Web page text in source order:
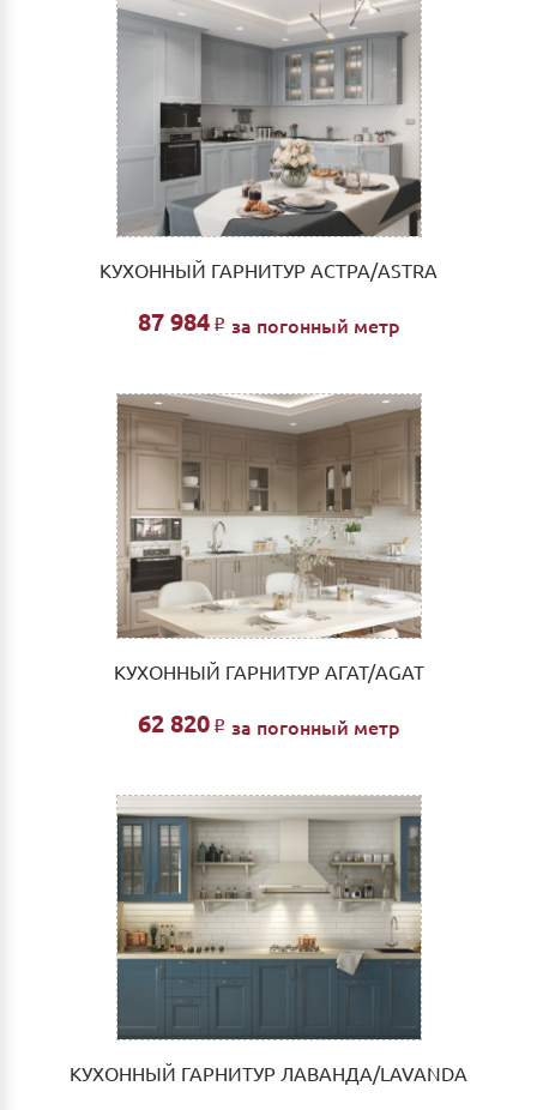
КУХОННЫЙ ГАРНИТУР АСТРА/ASTRA
87 984 Р за погонный метр
КУХОННЫЙ ГАРНИТУР АГАТ/AGAT
62 820 Р за погонный метр
КУХОННЫЙ ГАРНИТУР ЛАВАНДА/LAVANDA